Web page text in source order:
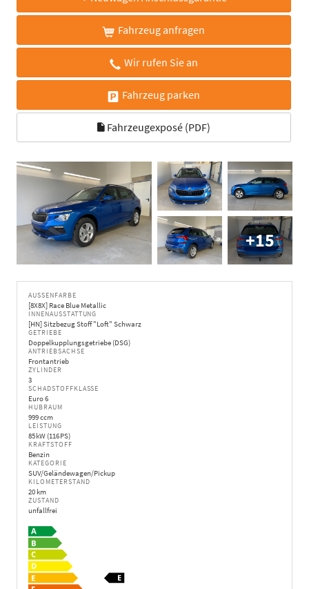
Fahrzeug anfragen
Wir rufen Sie an
Fahrzeug parken
Fahrzeugexposé (PDF)
+15
AUSSENFARBE
[8X8X] Race Blue Metallic
INNENAUSSTATTUNG
[HN] Sitzbezug Stoff "Loft" Schwarz
GETRIEBE
Doppelkupplungsgetriebe (DSG)
ANTRIEBSACHSE
Frontantrieb
ZYLINDER
3
SCHADSTOFFKLASSE
Euro 6
HUBRAUM
999 ccm
LEISTUNG
85 kW (116 PS)
KRAFTSTOFF
Benzin
KATEGORIE
SUV/Geländewagen/Pickup
KILOMETERSTAND
20 km
ZUSTAND
unfallfrei